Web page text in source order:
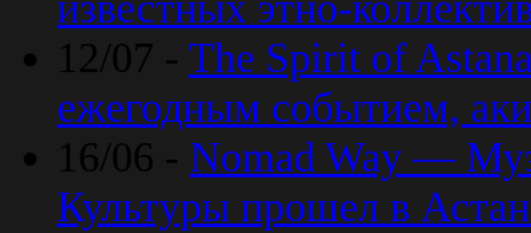
12/07 - The Spirit of
ежегодным событием,
16/06 - Nomad Way —
Культуры прошел в